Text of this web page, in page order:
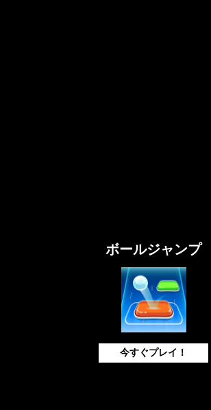
ボールジャンプ
今すぐプレイ！